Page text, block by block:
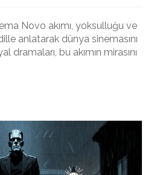
Novo akımı, yoksulluğu ve
anlatarak dünya sinemasını
dramaları, bu akımın mirasını